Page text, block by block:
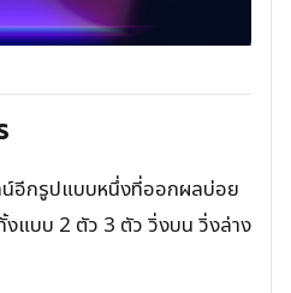
อีกรูปแบบหนึ่งที่ออกผลบ่อย
แบบ 2 ตัว 3 ตัว วิ่งบน วิ่งล่าง